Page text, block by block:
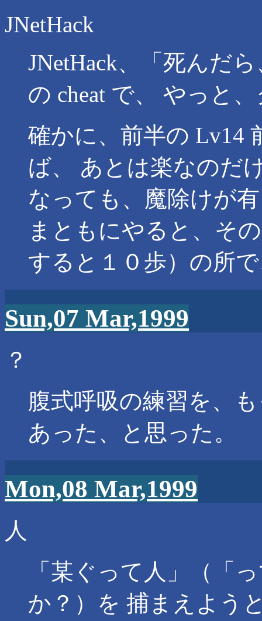
JNetHack
JNetHack、「死んだ
の cheat で、 やっと
確かに、前半の Lv14
ば、 あとは楽なのだ
なっても、魔除けが
まともにやると、そ
すると１０歩）の所
Sun,07 Mar,1999
？
腹式呼吸の練習を、
あった、と思った。
Mon,08 Mar,1999
人
「某ぐって人」（「
か？）を 捕まえよう